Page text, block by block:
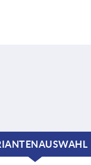
CURRENT
CURRENT